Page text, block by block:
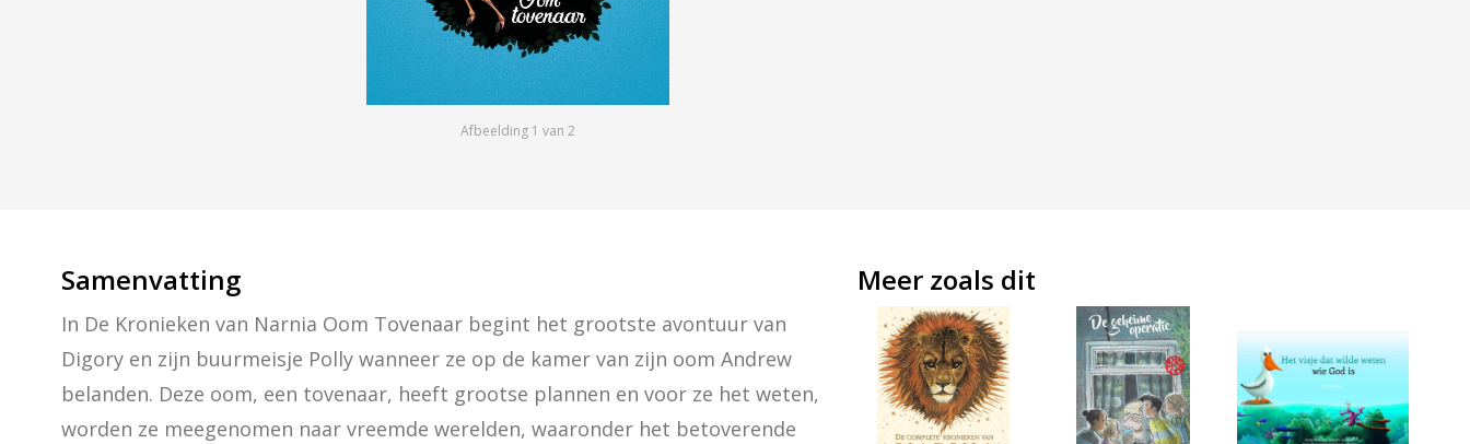
Afbeelding 1 van 2
Samenvatting
In De Kronieken van Narnia Oom Tovenaar begint het grootste avontuur van
Digory en zijn buurmeisje Polly wanneer ze op de kamer van zijn oom Andrew
belanden. Deze oom, een tovenaar, heeft grootse plannen en voor ze het weten,
worden ze meegenomen naar vreemde werelden, waaronder het betoverende
Meer zoals dit